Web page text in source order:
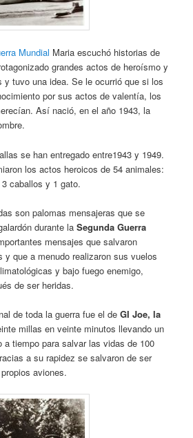
Mundial Maria escuchó historias de
grandes actos de heroísmo y
y tuvo una idea. Se le ocurrió que si los
por sus actos de valentía, los
Así nació, en el año 1943, la
se han entregado entre1943 y 1949.
los actos heroicos de 54 animales:
caballos y 1 gato.
son palomas mensajeras que se
durante laSegunda Guerra
mensajes que salvaron
y que a menudo realizaron sus vuelos
y bajo fuego enemigo,
de ser heridas.
de toda la guerra fue el deGI Joe, la
millas en veinte minutos llevando un
a tiempo para salvar las vidas de 100
a su rapidez se salvaron de ser
aviones.